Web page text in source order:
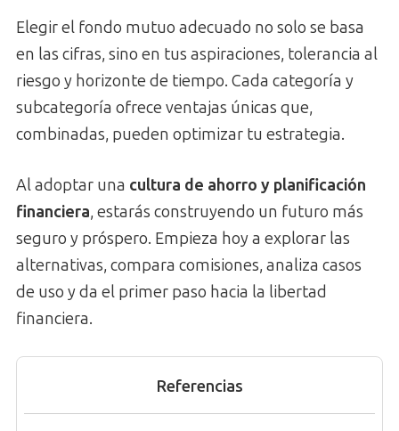
Elegir el fondo mutuo adecuado no solo se basa
en las cifras, sino en tus aspiraciones, tolerancia al
riesgo y horizonte de tiempo. Cada categoría y
subcategoría ofrece ventajas únicas que,
combinadas, pueden optimizar tu estrategia.
Al adoptar una cultura de ahorro y planificación
financiera, estarás construyendo un futuro más
seguro y próspero. Empieza hoy a explorar las
alternativas, compara comisiones, analiza casos
de uso y da el primer paso hacia la libertad
financiera.
Referencias